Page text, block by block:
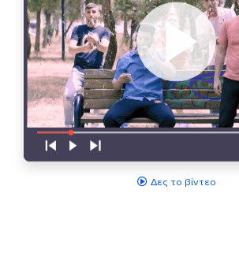
Δες το βίντεο